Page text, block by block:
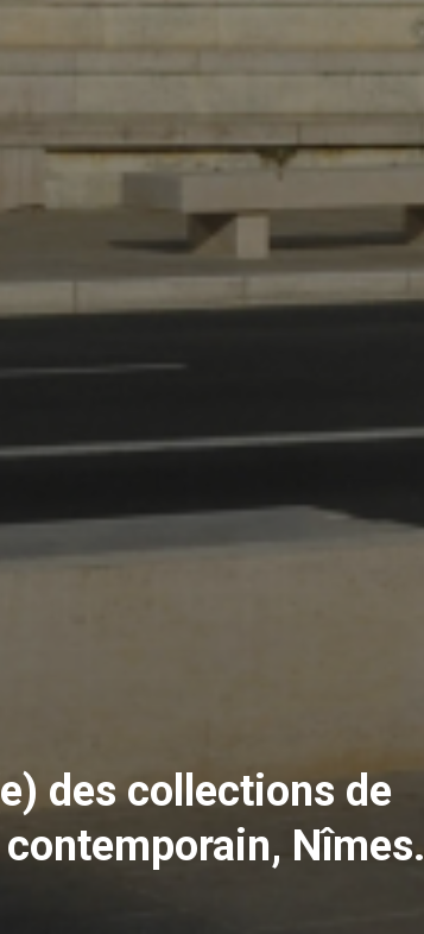
des collections de
contemporain, Nîmes.